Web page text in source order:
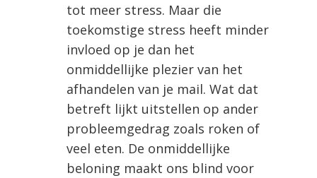
tot meer stress. Maar die
toekomstige stress heeft minder
invloed op je dan het
onmiddellijke plezier van het
afhandelen van je mail. Wat dat
betreft lijkt uitstellen op ander
probleemgedrag zoals roken of
veel eten. De onmiddellijke
beloning maakt ons blind voor